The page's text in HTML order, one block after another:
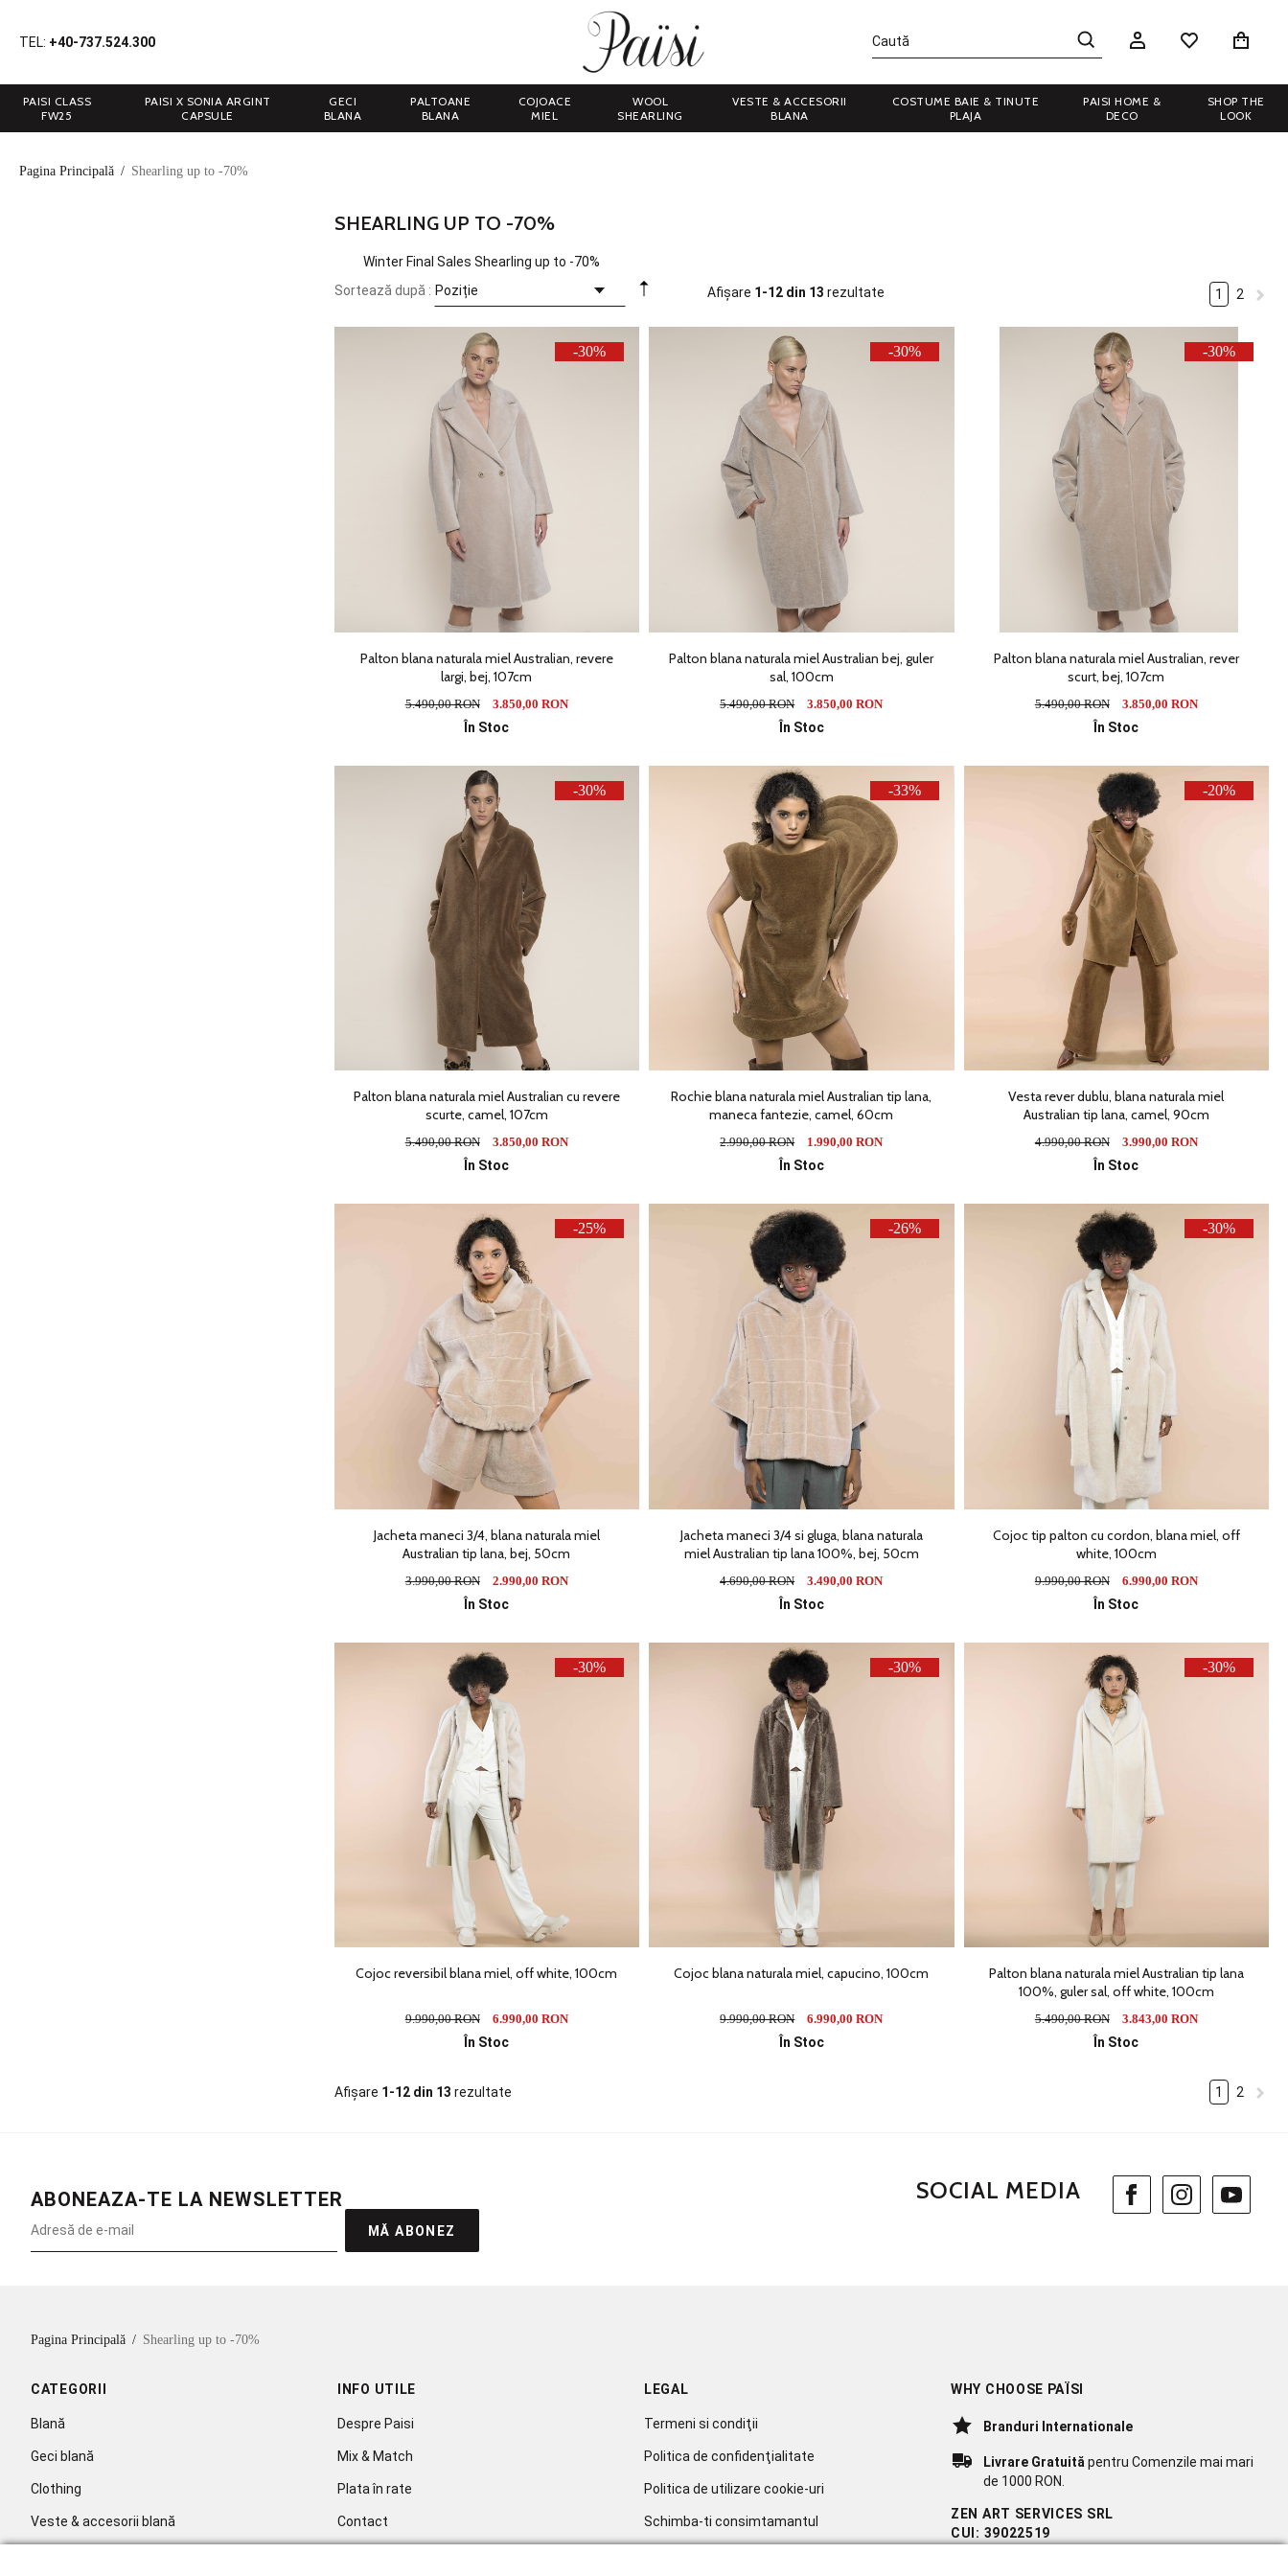
TEL: +40-737.524.300
PAISI CLASS
FW25
PAISI X SONIA ARGINT
CAPSULE
GECI
BLANA
PALTOANE
BLANA
COJOACE
MIEL
WOOL
SHEARLING
VESTE & ACCESORII
BLANA
COSTUME BAIE & TINUTE
PLAJA
PAISI HOME &
DECO
SHOP THE
LOOK
Pagina Principală / Shearling up to -70%
SHEARLING UP TO -70%
Winter Final Sales Shearling up to -70%
1 2
Sortează după : Afișare 1-12 din 13 rezultate
-30%
Palton blana naturala miel Australian, revere
largi, bej, 107cm
5.490,00 RON 3.850,00 RON
În Stoc
-30%
Palton blana naturala miel Australian bej, guler
sal, 100cm
5.490,00 RON 3.850,00 RON
În Stoc
-30%
Palton blana naturala miel Australian, rever
scurt, bej, 107cm
5.490,00 RON 3.850,00 RON
În Stoc
-30%
Palton blana naturala miel Australian cu revere
scurte, camel, 107cm
5.490,00 RON 3.850,00 RON
În Stoc
-33%
Rochie blana naturala miel Australian tip lana,
maneca fantezie, camel, 60cm
2.990,00 RON 1.990,00 RON
În Stoc
-20%
Vesta rever dublu, blana naturala miel
Australian tip lana, camel, 90cm
4.990,00 RON 3.990,00 RON
În Stoc
-25%
Jacheta maneci 3/4, blana naturala miel
Australian tip lana, bej, 50cm
3.990,00 RON 2.990,00 RON
În Stoc
-26%
Jacheta maneci 3/4 si gluga, blana naturala
miel Australian tip lana 100%, bej, 50cm
4.690,00 RON 3.490,00 RON
În Stoc
-30%
Cojoc tip palton cu cordon, blana miel, off
white, 100cm
9.990,00 RON 6.990,00 RON
În Stoc
-30%
Cojoc reversibil blana miel, off white, 100cm
9.990,00 RON 6.990,00 RON
În Stoc
-30%
Cojoc blana naturala miel, capucino, 100cm
9.990,00 RON 6.990,00 RON
În Stoc
-30%
Palton blana naturala miel Australian tip lana
100%, guler sal, off white, 100cm
5.490,00 RON 3.843,00 RON
În Stoc
1 2
Afișare 1-12 din 13 rezultate
ABONEAZA-TE LA NEWSLETTER
MĂ ABONEZ
SOCIAL MEDIA
Pagina Principală / Shearling up to -70%
CATEGORII
Blană
Geci blană
Clothing
Veste & accesorii blană
INFO UTILE
Despre Paisi
Mix & Match
Plata în rate
Contact
LEGAL
Termeni si condiţii
Politica de confidenţialitate
Politica de utilizare cookie-uri
Schimba-ti consimtamantul
WHY CHOOSE PAÏSI
Branduri Internationale
Livrare Gratuită pentru Comenzile mai mari
de 1000 RON.
ZEN ART SERVICES SRL
CUI: 39022519